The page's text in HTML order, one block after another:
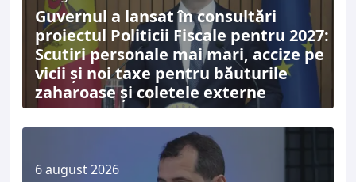
Guvernul a lansat în consultări
proiectul Politicii Fiscale pentru 2027:
Scutiri personale mai mari, accize pe
vicii și noi taxe pentru băuturile
zaharoase și coletele externe
6 august 2026